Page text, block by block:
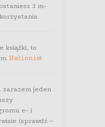
3 m-
książki, to
Helionie!
zarazem jeden
e- i
(sprawdź –